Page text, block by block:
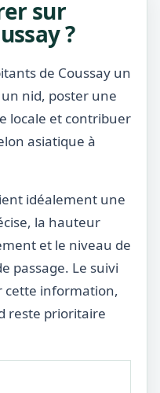
sur
?
de Coussay un
nid, poster une
locale et contribuer
asiatique à
idéalement une
la hauteur
et le niveau de
passage. Le suivi
cette information,
reste prioritaire